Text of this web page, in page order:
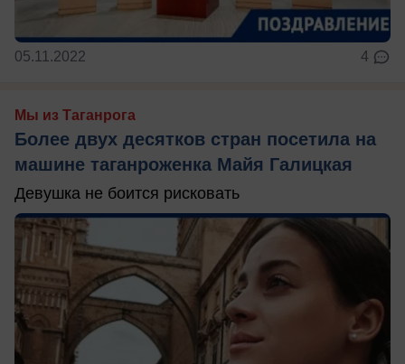
05.11.2022 4
Мы из Таганрога
Более двух десятков стран посетила на
машине таганроженка Майя Галицкая
Девушка не боится рисковать